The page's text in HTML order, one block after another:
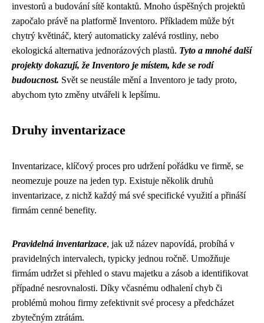
investorů a budování sítě kontaktů. Mnoho úspěšných projektů
započalo právě na platformě Inventoro. Příkladem může být
chytrý květináč, který automaticky zalévá rostliny, nebo
ekologická alternativa jednorázových plastů. Tyto a mnohé další
projekty dokazují, že Inventoro je místem, kde se rodí
budoucnost. Svět se neustále mění a Inventoro je tady proto,
abychom tyto změny utvářeli k lepšímu.
Druhy inventarizace
Inventarizace, klíčový proces pro udržení pořádku ve firmě, se
neomezuje pouze na jeden typ. Existuje několik druhů
inventarizace, z nichž každý má své specifické využití a přináší
firmám cenné benefity.
Pravidelná inventarizace, jak už název napovídá, probíhá v
pravidelných intervalech, typicky jednou ročně. Umožňuje
firmám udržet si přehled o stavu majetku a zásob a identifikovat
případné nesrovnalosti. Díky včasnému odhalení chyb či
problémů mohou firmy zefektivnit své procesy a předcházet
zbytečným ztrátám.